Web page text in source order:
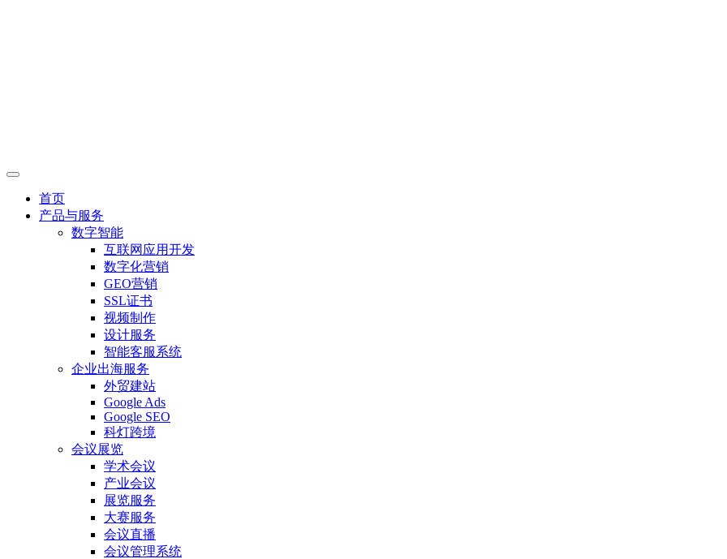
首页
产品与服务
数字智能
互联网应用开发
数字化营销
GEO营销
SSL证书
视频制作
设计服务
智能客服系统
企业出海服务
外贸建站
Google Ads
Google SEO
科灯跨境
会议展览
学术会议
产业会议
展览服务
大赛服务
会议直播
会议管理系统